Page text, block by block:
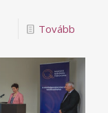
Tovább